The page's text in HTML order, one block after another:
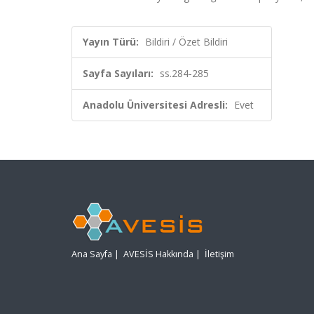
Yayın Türü: Bildiri / Özet Bildiri
Sayfa Sayıları: ss.284-285
Anadolu Üniversitesi Adresli: Evet
Ana Sayfa | AVESİS Hakkında | İletişim